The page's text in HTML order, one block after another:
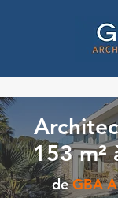
153 m²
de GBA